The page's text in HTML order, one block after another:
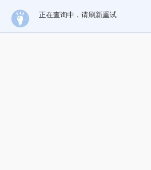
正在查询中，请刷新重试